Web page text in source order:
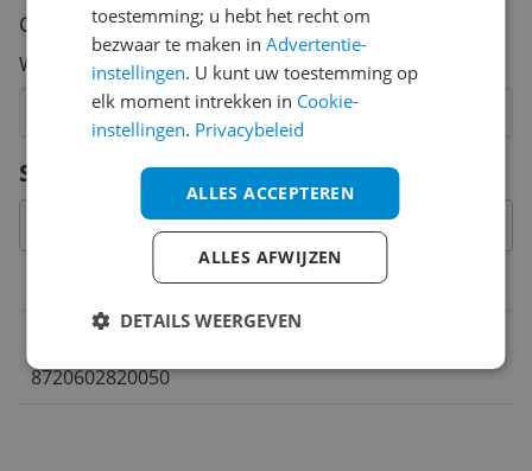
Specificaties
Belangrijkste kenmerken
8720602820050
Cijfer
Welk cijfer geef jij dit product?
7
6
5
4
3
2
toestemming; u hebt het recht om
bezwaar te maken inAdvertentie-
instellingen. U kunt uw toestemming op
elk moment intrekken in Cookie-
instellingen. Privacybeleid
ALLES ACCEPTEREN
ALLES AFWIJZEN
DETAILS WEERGEVEN